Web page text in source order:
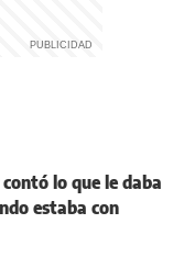
lo que le daba
estaba con